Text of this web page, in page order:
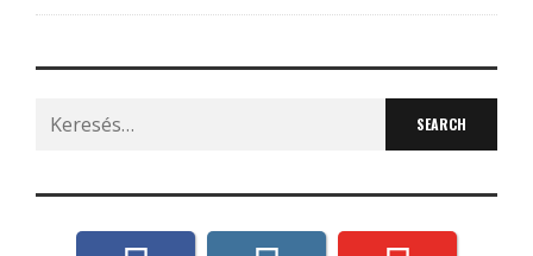
Search
for: